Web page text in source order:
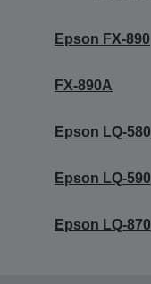
Epson FX-890
FX-890A
Epson LQ-580
Epson LQ-590
Epson LQ-870